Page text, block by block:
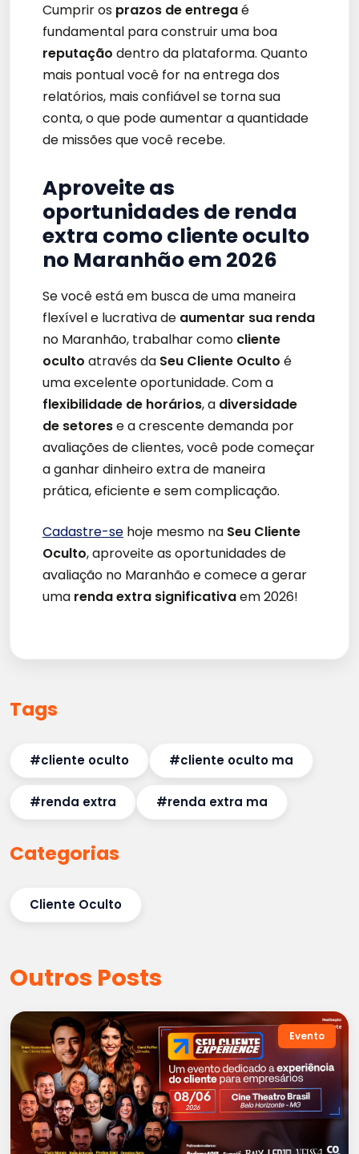
Cumprir os prazos de entregaé
fundamental para construir uma boa
reputação dentro da plataforma. Quanto
mais pontual você for na entrega dos
relatórios, mais confiável se torna sua
conta, o que pode aumentar a quantidade
de missões que você recebe.
Aproveite as
oportunidades de renda
extra como cliente oculto
no Maranhão em 2026
Se você está em busca de uma maneira
flexível e lucrativa de aumentar sua renda
no Maranhão, trabalhar como cliente
oculto através da Seu Cliente Oculto é
uma excelente oportunidade. Com a
flexibilidade de horários, a diversidade
de setorese a crescente demanda por
avaliações de clientes, você pode começar
a ganhar dinheiro extra de maneira
prática, eficiente e sem complicação.
Cadastre-se hoje mesmo na Seu Cliente
Oculto, aproveite as oportunidades de
avaliação no Maranhão e comece a gerar
uma renda extra significativaem 2026!
Tags
#cliente oculto #cliente oculto ma
#renda extra #renda extra ma
Categorias
Cliente Oculto
Outros Posts
Evento